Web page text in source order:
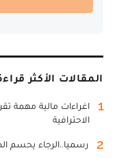
المقالات الأكثر
1
اغراءات مالية مهمة
الاحترافية
2 رسميا..الرجاء يحسم